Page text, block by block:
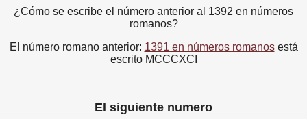
¿Cómo se escribe el número anterior al 1392 en números
romanos?
El número romano anterior: 1391 en números romanosestá
escrito MCCCXCI
El siguiente numero